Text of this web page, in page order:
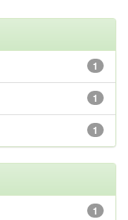
1
1
1
1